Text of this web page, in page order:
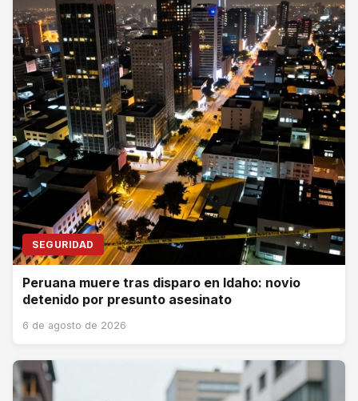
SEGURIDAD
Peruana muere tras disparo en Idaho: novio
detenido por presunto asesinato
6 de agosto de 2026